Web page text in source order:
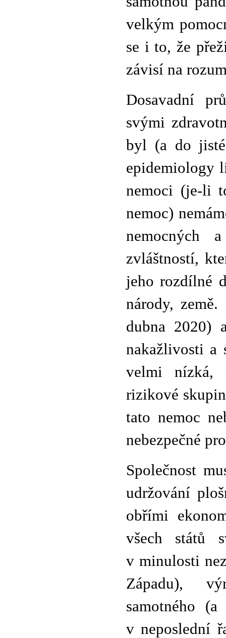
velkým
se i to, že
závisí na
Dosavadní
svými
byl (a do
epidemiology
nemoci (je-li
nemoc)
nemocných
zvláštností,
jeho rozdílné
národy,
dubna 2020)
nakažlivosti a
velmi nízká,
rizikové
tato nemoc
nebezpečné
Společnost
udržování
obřími
všech států
v minulosti
Západu),
samotného
v neposlední